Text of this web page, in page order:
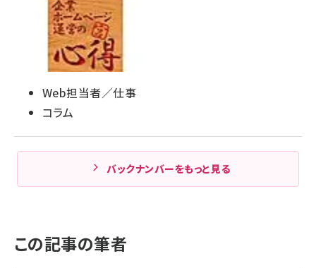
Web担当者／仕事
コラム
バックナンバーをもっと見る
この記事の筆者